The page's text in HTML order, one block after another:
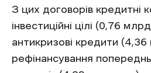
З цих договорів кредитні
інвестиційні цілі (0,76
антикризові кредити
рефінансування